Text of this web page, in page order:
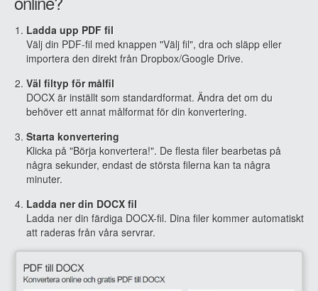
Ladda upp PDF fil
Välj din PDF-fil med knappen "Välj fil", dra och släpp eller
importera den direkt från Dropbox/Google Drive.
Väl filtyp för målfil
DOCX är inställt som standardformat. Ändra det om du
behöver ett annat målformat för din konvertering.
Starta konvertering
Klicka på "Börja konvertera!". De flesta filer bearbetas på
några sekunder, endast de största filerna kan ta några
minuter.
Ladda ner din DOCX fil
Ladda ner din färdiga DOCX-fil. Dina filer kommer automatiskt
att raderas från våra servrar.